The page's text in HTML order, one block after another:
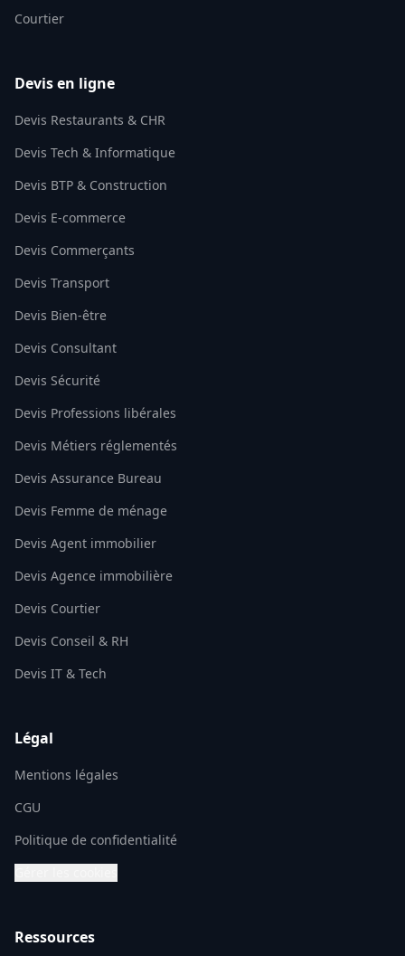
Courtier
Devis en ligne
Devis Restaurants & CHR
Devis Tech & Informatique
Devis BTP & Construction
Devis E-commerce
Devis Commerçants
Devis Transport
Devis Bien-être
Devis Consultant
Devis Sécurité
Devis Professions libérales
Devis Métiers réglementés
Devis Assurance Bureau
Devis Femme de ménage
Devis Agent immobilier
Devis Agence immobilière
Devis Courtier
Devis Conseil & RH
Devis IT & Tech
Légal
Mentions légales
CGU
Politique de confidentialité
Ressources